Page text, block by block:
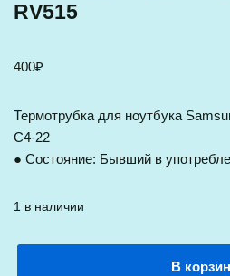
RV515
400₽
Термотрубка для ноутбука
C4-22
● Состояние: Бывший в
1 в наличии
В